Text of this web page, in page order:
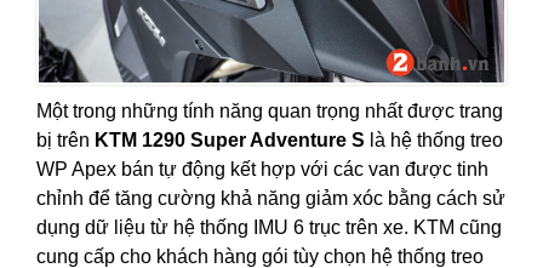
Một trong những tính năng quan trọng nhất được trang
bị trên KTM 1290 Super Adventure S là hệ thống treo
WP Apex bán tự động kết hợp với các van được tinh
chỉnh để tăng cường khả năng giảm xóc bằng cách sử
dụng dữ liệu từ hệ thống IMU 6 trục trên xe. KTM cũng
cung cấp cho khách hàng gói tùy chọn hệ thống treo